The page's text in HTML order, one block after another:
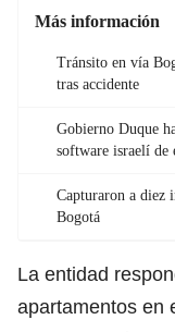
Más información
Tránsito en vía
tras accidente
Gobierno Duque
software israelí de
Capturaron a diez
Bogotá
La entidad
apartamentos en